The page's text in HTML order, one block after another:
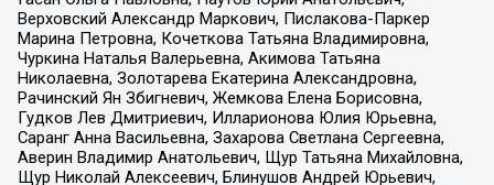
Верховский Александр Маркович, Пислакова-Паркер
Марина Петровна, Кочеткова Татьяна Владимировна,
Чуркина Наталья Валерьевна, Акимова Татьяна
Николаевна, Золотарева Екатерина Александровна,
Рачинский Ян Збигневич, Жемкова Елена Борисовна,
Гудков Лев Дмитриевич, Илларионова Юлия Юрьевна,
Саранг Анна Васильевна, Захарова Светлана Сергеевна,
Аверин Владимир Анатольевич, Щур Татьяна Михайловна,
Щур Николай Алексеевич, Блинушов Андрей Юрьевич,